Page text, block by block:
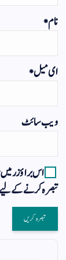
نام*
ای میل*
ویب‌ سائٹ
اس براؤزر
تبصرہ کرنے